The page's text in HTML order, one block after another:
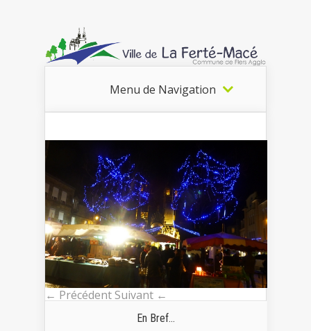
Menu de Navigation
← Précédent Suivant ←
En Bref...